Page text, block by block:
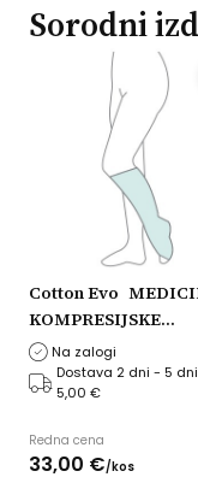
Sorodni
Cotton Evo
KOMPRESIJSKE
DOKOLENKE AD X62
Dolžina nogavice:
Obseg nogavice: XL
kompresije: 1. razred
Na zalogi
Dostava 2 dni - 5 dni
5,00 €
Redna cena
33,00 €/ kos